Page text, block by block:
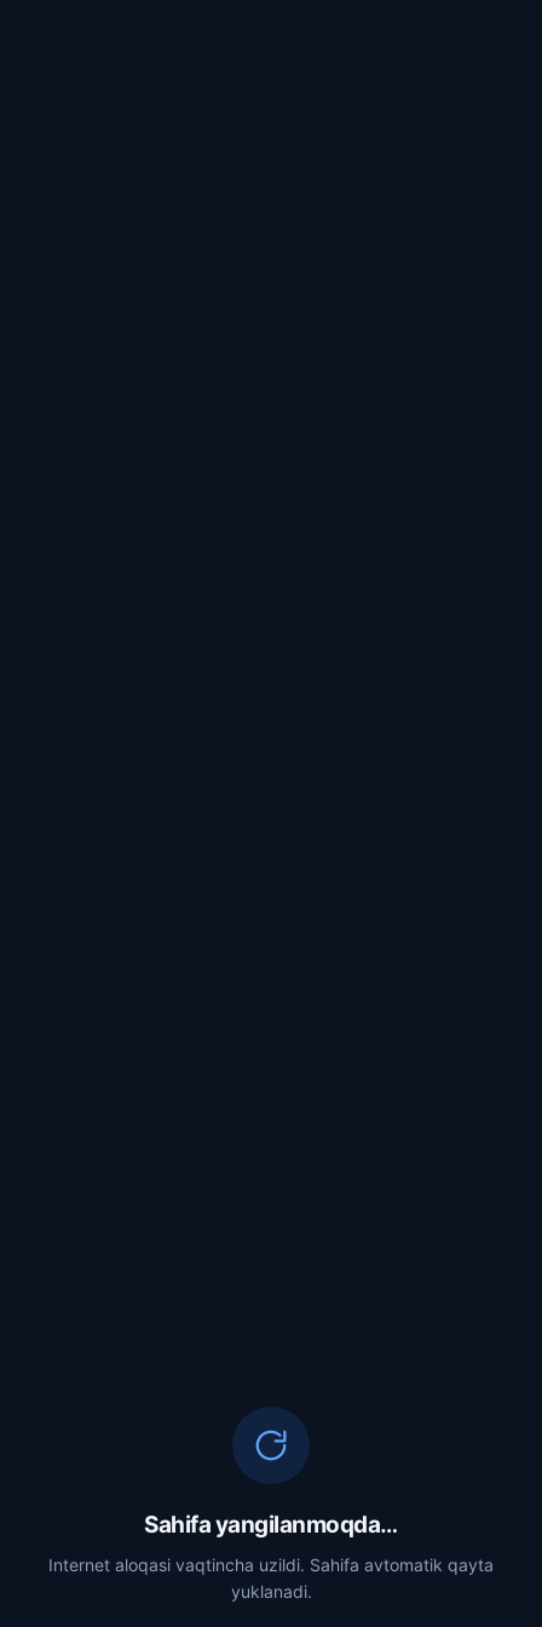
Sahifa yangilanmoqda…
Internet aloqasi vaqtincha uzildi. Sahifa avtomatik qayta
yuklanadi.